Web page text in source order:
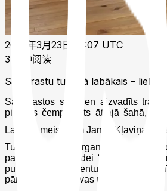
2025年3月23日 19:07 UTC
3 分钟阅读
Saulkrastu turnīrā labākais –
Saulkrastos sestdien aizvadīts
pilsētas čempionāts ātrajā šahā,
Latvijas meistaram Jānim Kļaviņam
Turnīrs, par kura organizēšanu
pašvaldības iestādei “Saulkrastu
pulcēja 54 interesentus no trijām
pārstāvji no
Lietuvas un Zviedrijas.